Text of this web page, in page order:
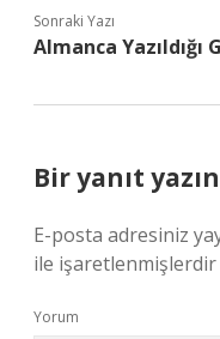
Sonraki Yazı
Almanca Yazıldığı
Bir yanıt yazın
E-posta adresiniz
ile işaretlenmişlerdir
Yorum